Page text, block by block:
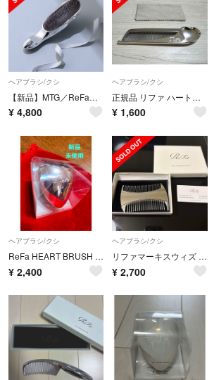
ヘアブラシ/クシ
【新品】MTG／ReFa（リファ）／イオンケアブラシ （RS-AI00A） ４
¥ 4,800
ヘアブラシ/クシ
正規品 リファ ハートコーム
¥ 1,600
ヘアブラシ/クシ
ReFa HEART BRUSH ローズゴールド
¥ 2,400
ヘアブラシ/クシ
リファマーキスウィズ シルバー
¥ 2,700